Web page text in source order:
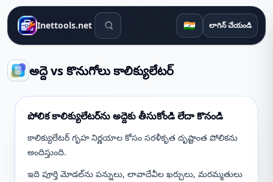
Inettools.net శోధన సాధనాలు 🇮🇳 లాగిన్ చేయండి
అద్దె vs కొనుగోలు కాలిక్యులేటర్
పోలిక కాలిక్యులేటర్‌ను అద్దెకు తీసుకోండి లేదా కొనండి
కాలిక్యులేటర్ గృహ నిర్ణయాల కోసం సరళీకృత దృష్టాంత పోలికను
అందిస్తుంది.
ఇది పూర్తి మోడల్‌ను పన్నులు, లావాదేవీల ఖర్చులు, మరమ్మతులు